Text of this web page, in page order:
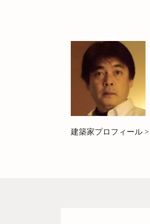
建築家プロフィール >